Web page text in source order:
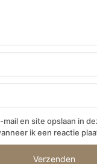
mail en site opslaan in
ik een reactie